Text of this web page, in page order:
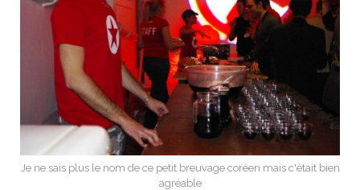
Je ne sais plus le nom de ce petit breuvage coréen mais c'était bien
agréable